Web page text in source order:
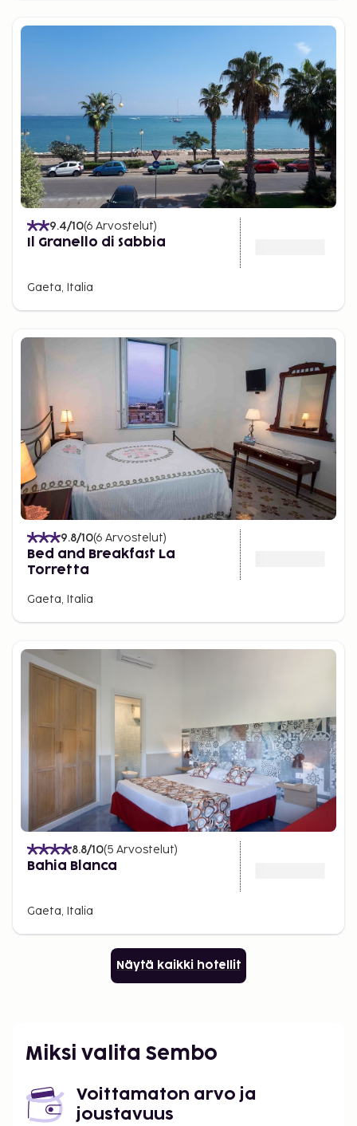
9.4/10(6 Arvostelut)
Il Granello di Sabbia
Gaeta, Italia
9.8/10(6 Arvostelut)
Bed and Breakfast La
Torretta
Gaeta, Italia
8.8/10(5 Arvostelut)
Bahia Blanca
Gaeta, Italia
Näytä kaikki hotellit
Miksi valita Sembo
Voittamaton arvo ja
joustavuus